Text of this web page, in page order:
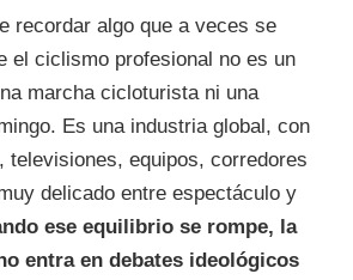
recordar algo que a veces se
el ciclismo profesional no es un
marcha cicloturista ni una
Es una industria global, con
televisiones, equipos, corredores
delicado entre espectáculo y
ese equilibrio se rompe, la
entra en debates ideológicos